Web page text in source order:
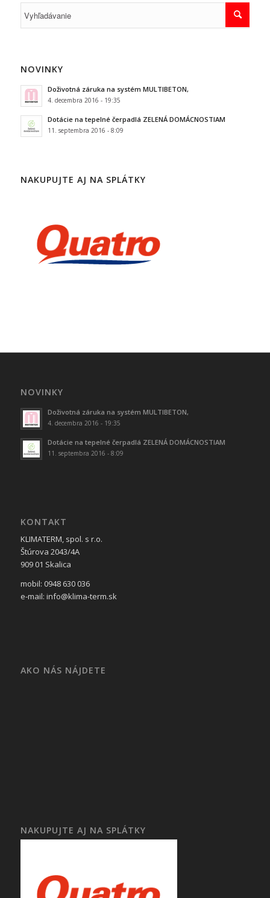
NOVINKY
Doživotná záruka na systém MULTIBETON,
4. decembra 2016 - 19:35
Dotácie na tepelné čerpadlá ZELENÁ DOMÁCNOSTIAM
11. septembra 2016 - 8:09
NAKUPUJTE AJ NA SPLÁTKY
NOVINKY
Doživotná záruka na systém MULTIBETON,
4. decembra 2016 - 19:35
Dotácie na tepelné čerpadlá ZELENÁ DOMÁCNOSTIAM
11. septembra 2016 - 8:09
KONTAKT
KLIMATERM, spol. s r.o.
Štúrova 2043/4A
909 01 Skalica
mobil: 0948 630 036
e-mail: info@klima-term.sk
AKO NÁS NÁJDETE
NAKUPUJTE AJ NA SPLÁTKY